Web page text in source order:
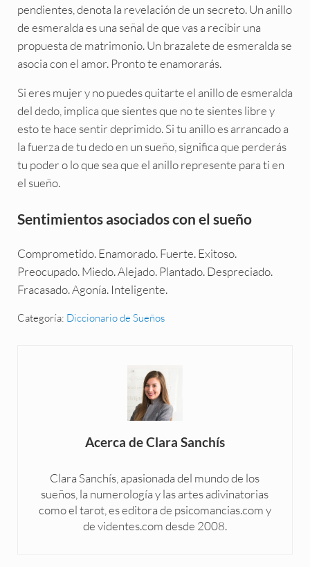
pendientes, denota la revelación de un secreto. Un anillo
de esmeralda es una señal de que vas a recibir una
propuesta de matrimonio. Un brazalete de esmeralda se
asocia con el amor. Pronto te enamorarás.
Si eres mujer y no puedes quitarte el anillo de esmeralda
del dedo, implica que sientes que no te sientes libre y
esto te hace sentir deprimido. Si tu anillo es arrancado a
la fuerza de tu dedo en un sueño, significa que perderás
tu poder o lo que sea que el anillo represente para ti en
el sueño.
Sentimientos asociados con el sueño
Comprometido. Enamorado. Fuerte. Exitoso.
Preocupado. Miedo. Alejado. Plantado. Despreciado.
Fracasado. Agonía. Inteligente.
Categoría: Diccionario de Sueños
Acerca deClara Sanchís
Clara Sanchís, apasionada del mundo de los
sueños, la numerología y las artes adivinatorias
como el tarot, es editora de psicomancias.com y
de videntes.com desde 2008.